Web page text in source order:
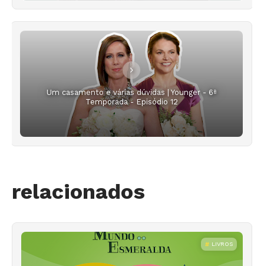
Um casamento e várias dúvidas | Younger - 6ª
Temporada - Episódio 12
relacionados
LIVROS